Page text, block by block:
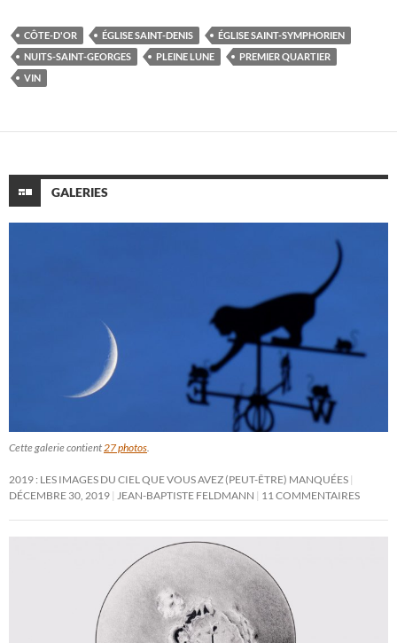
CÔTE-D'OR ÉGLISE SAINT-DENIS
ÉGLISE SAINT-SYMPHORIEN
NUITS-SAINT-GEORGES
PLEINE LUNE
PREMIER QUARTIER
VIN
GALERIES
Cette galerie contient27 photos.
2019 : LES IMAGES DU CIEL QUE VOUS AVEZ (PEUT-ÊTRE) MANQUÉES
DÉCEMBRE 30, 2019 JEAN-BAPTISTE FELDMANN 11 COMMENTAIRES